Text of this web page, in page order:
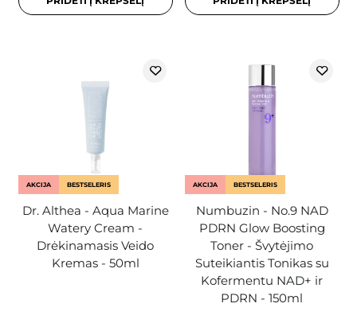
AKCIJA BESTSELERIS
Dr. Althea - Aqua Marine
Watery Cream -
Drėkinamasis Veido
Kremas - 50ml
AKCIJA BESTSELERIS
Numbuzin - No.9 NAD
PDRN Glow Boosting
Toner - Švytėjimo
Suteikiantis Tonikas su
Kofermentu NAD+ ir
PDRN - 150ml